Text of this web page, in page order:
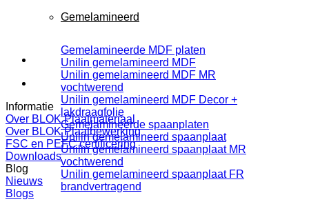
Gemelamineerd
Gemelamineerde MDF platen
Unilin gemelamineerd MDF
Unilin gemelamineerd MDF MR
vochtwerend
Unilin gemelamineerd MDF Decor +
lakdraagfolie
Gemelamineerde spaanplaten
Unilin gemelamineerd spaanplaat
Unilin gemelamineerd spaanplaat MR
vochtwerend
Unilin gemelamineerd spaanplaat FR
brandvertragend
Informatie
Over BLOK Plaatmateriaal
Over BLOK Plaatbewerking
FSC en PEFC certificering
Downloads
Blog
Nieuws
Blogs